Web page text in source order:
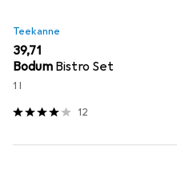
Teekanne
EUR
39,71
Bodum Bistro Set
1 l
12